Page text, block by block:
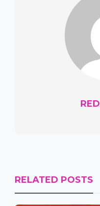
RELATED POSTS